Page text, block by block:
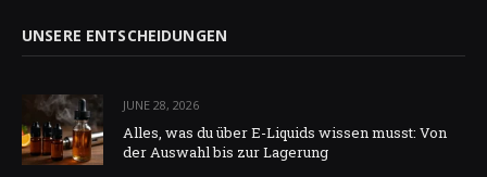
UNSERE ENTSCHEIDUNGEN
JUNE 28, 2026
Alles, was du über E-Liquids wissen musst: Von
der Auswahl bis zur Lagerung